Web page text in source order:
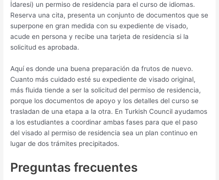
İdaresi) un permiso de residencia para el curso de idiomas.
Reserva una cita, presenta un conjunto de documentos que se
superpone en gran medida con su expediente de visado,
acude en persona y recibe una tarjeta de residencia si la
solicitud es aprobada.
Aquí es donde una buena preparación da frutos de nuevo.
Cuanto más cuidado esté su expediente de visado original,
más fluida tiende a ser la solicitud del permiso de residencia,
porque los documentos de apoyo y los detalles del curso se
trasladan de una etapa a la otra. En Turkish Council ayudamos
a los estudiantes a coordinar ambas fases para que el paso
del visado al permiso de residencia sea un plan continuo en
lugar de dos trámites precipitados.
Preguntas frecuentes